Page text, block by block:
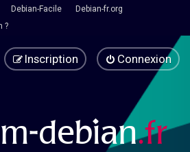
Debian-Facile
Debian-fr.org
?
Connexion
Inscription